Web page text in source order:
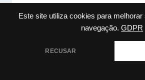
Este site utiliza cookies para
navegação. GDPR
RECUSAR
O Que Fazer Para
marcosviniciusr550 julho 24,